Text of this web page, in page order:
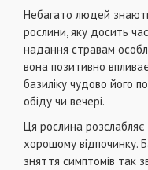
Небагато людей знають
рослини, яку досить
надання стравам
вона позитивно
базиліку чудово його
обіду чи вечері.
Ця рослина
хорошому відпочинку.
зняття симптомів так